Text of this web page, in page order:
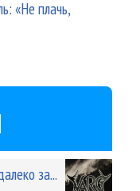
«Не плачь,
за...